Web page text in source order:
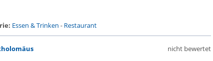
Essen & Trinken - Restaurant
nicht bewertet